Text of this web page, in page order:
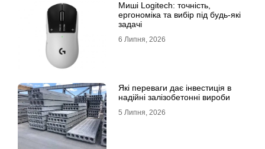
Миші Logitech: точність,
ергономіка та вибір під будь-які
задачі
6 Липня, 2026
Які переваги дає інвестиція в
надійні залізобетонні вироби
5 Липня, 2026